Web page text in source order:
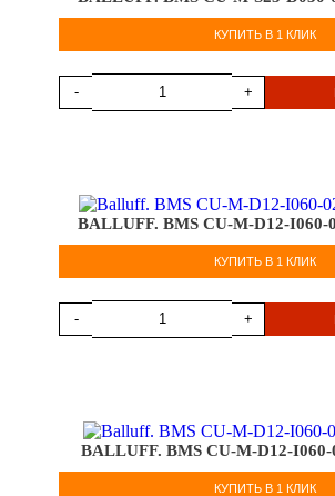
КУПИТЬ В 1 КЛИК
- +
BALLUFF. BMS CU-M-D12-
КУПИТЬ В 1 КЛИК
- +
BALLUFF. BMS CU-M-D12-
КУПИТЬ В 1 КЛИК